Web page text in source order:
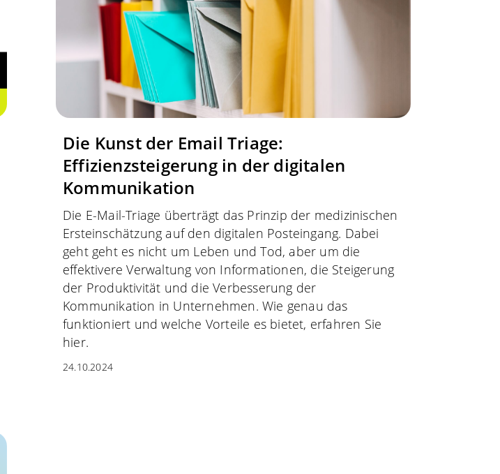
Die Kunst der Email Triage:
Effizienzsteigerung in der digitalen
Kommunikation
Die E-Mail-Triage überträgt das Prinzip der medizinischen
Ersteinschätzung auf den digitalen Posteingang. Dabei
geht geht es nicht um Leben und Tod, aber um die
effektivere Verwaltung von Informationen, die Steigerung
der Produktivität und die Verbesserung der
Kommunikation in Unternehmen. Wie genau das
funktioniert und welche Vorteile es bietet, erfahren Sie
hier.
24.10.2024